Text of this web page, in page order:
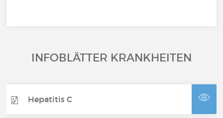
INFOBLÄTTER KRANKHEITEN
Hepatitis C